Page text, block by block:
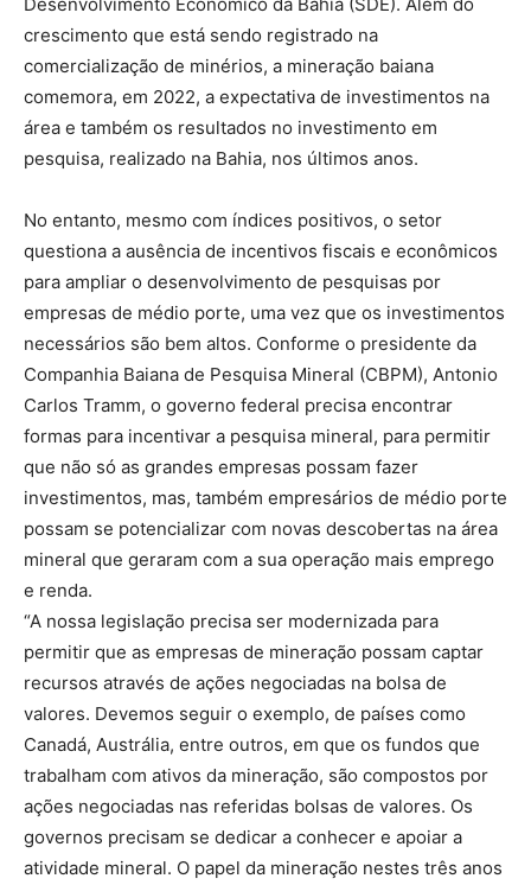
crescimento que está sendo registrado na
comercialização de minérios, a mineração baiana
comemora, em 2022, a expectativa de investimentos na
área e também os resultados no investimento em
pesquisa, realizado na Bahia, nos últimos anos.
No entanto, mesmo com índices positivos, o setor
questiona a ausência de incentivos fiscais e econômicos
para ampliar o desenvolvimento de pesquisas por
empresas de médio porte, uma vez que os investimentos
necessários são bem altos. Conforme o presidente da
Companhia Baiana de Pesquisa Mineral (CBPM), Antonio
Carlos Tramm, o governo federal precisa encontrar
formas para incentivar a pesquisa mineral, para permitir
que não só as grandes empresas possam fazer
investimentos, mas, também empresários de médio porte
possam se potencializar com novas descobertas na área
mineral que geraram com a sua operação mais emprego
e renda.
“A nossa legislação precisa ser modernizada para
permitir que as empresas de mineração possam captar
recursos através de ações negociadas na bolsa de
valores. Devemos seguir o exemplo, de países como
Canadá, Austrália, entre outros, em que os fundos que
trabalham com ativos da mineração, são compostos por
ações negociadas nas referidas bolsas de valores. Os
governos precisam se dedicar a conhecer e apoiar a
atividade mineral. O papel da mineração nestes três anos